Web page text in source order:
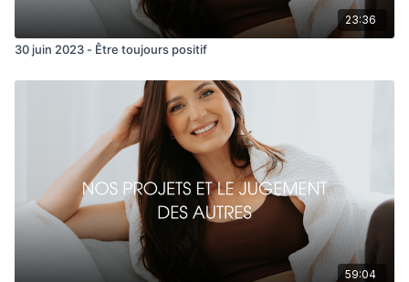
23:36
30 juin 2023 - Être toujours positif
59:04